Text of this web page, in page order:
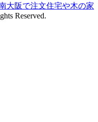
大阪で注文住宅や木の家
Reserved.